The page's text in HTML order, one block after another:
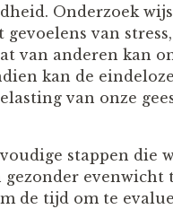
Onderzoek
van
van anderen kan
kan de
van onze
stappen die
evenwicht
de tijd om te